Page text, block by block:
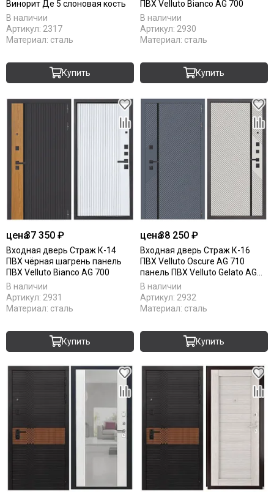
Винорит Де 5 слоновая кость
В наличии
Артикул: 2317
Материал: сталь
Купить
ПВХ Velluto Bianco AG 700
В наличии
Артикул: 2930
Материал: сталь
Купить
цена37 350 ₽
Входная дверь Страж К-14
ПВХ чёрная шагрень панель
ПВХ Velluto Bianco AG 700
В наличии
Артикул: 2931
Материал: сталь
Купить
цена38 250 ₽
Входная дверь Страж К-16
ПВХ Velluto Oscure AG 710
панель ПВХ Velluto Gelato AG
710
В наличии
Артикул: 2932
Материал: сталь
Купить